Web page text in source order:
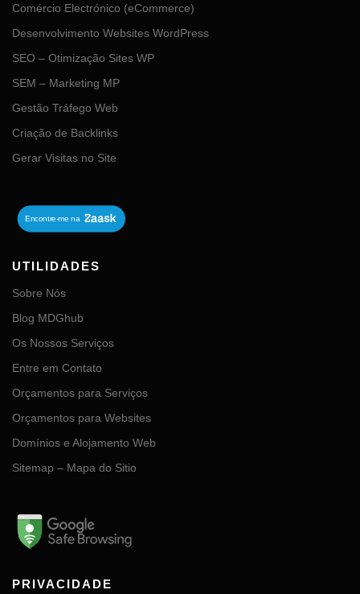
Comércio Electrónico (eCommerce)
Desenvolvimento Websites WordPress
SEO – Otimização Sites WP
SEM – Marketing MP
Gestão Tráfego Web
Criação de Backlinks
Gerar Visitas no Site
UTILIDADES
Sobre Nós
Blog MDGhub
Os Nossos Serviços
Entre em Contato
Orçamentos para Serviços
Orçamentos para Websites
Domínios e Alojamento Web
Sitemap – Mapa do Sitio
PRIVACIDADE